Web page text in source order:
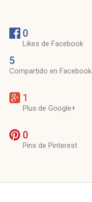
0
Likes de Facebook
5
Compartido en Facebook
1
Plus de Google+
0
Pins de Pinterest